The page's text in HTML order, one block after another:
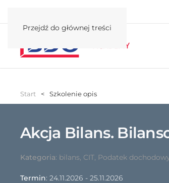
Przejdź do głównej treści
Start Szkolenie opis
Akcja Bilans.
Kategoria: bilans, CIT, Podatek
Termin: 24.11.2026 - 25.11.2026